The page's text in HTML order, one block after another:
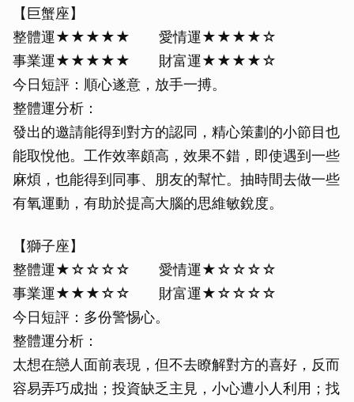
【巨蟹座】
整體運★★★★★ 愛情運★★★★☆
事業運★★★★★ 財富運★★★★☆
今日短評：順心遂意，放手一搏。
整體運分析：
發出的邀請能得到對方的認同，精心策劃的小節目也
能取悅他。工作效率頗高，效果不錯，即使遇到一些
麻煩，也能得到同事、朋友的幫忙。抽時間去做一些
有氧運動，有助於提高大腦的思維敏銳度。
【獅子座】
整體運★☆☆☆☆ 愛情運★☆☆☆☆
事業運★★★☆☆ 財富運★☆☆☆☆
今日短評：多份警惕心。
整體運分析：
太想在戀人面前表現，但不去瞭解對方的喜好，反而
容易弄巧成拙；投資缺乏主見，小心遭小人利用；找